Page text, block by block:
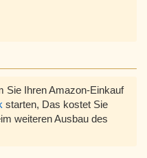
Sie Ihren Amazon-Einkauf
starten, Das kostet Sie
weiteren Ausbau des